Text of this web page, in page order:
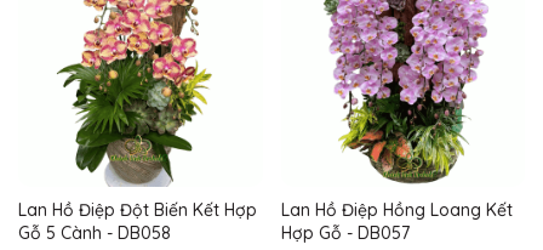
Lan Hồ Điệp Đột Biến Kết Hợp
Gỗ 5 Cành - DB058
Lan Hồ Điệp Hồng Loang Kết
Hợp Gỗ - DB057